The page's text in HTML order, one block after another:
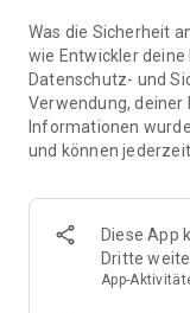
Wildcamping und
Community oder
öffentlich oder nur
🧭 Spontan
Noch keinen Spot
Duschen, Strom,
echte Bewertungen,
navigiere direkt zum
Was die Sicherheit
wie Entwickler
Datenschutz- und
Verwendung, deiner
Informationen
und können
Diese App
Dritte
App-